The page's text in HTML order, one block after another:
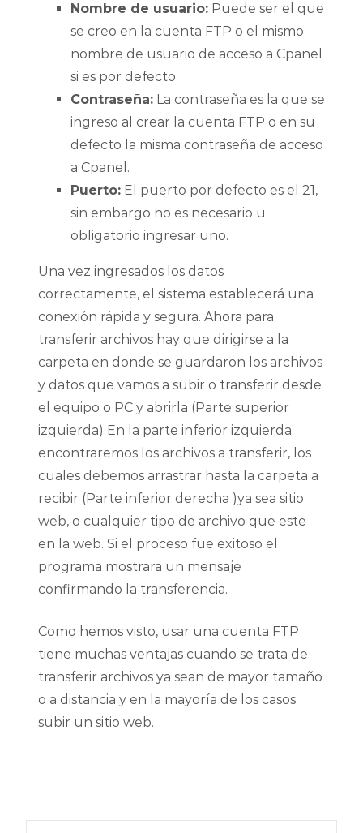
Nombre de usuario: Puede ser el que
se creo en la cuenta FTP o el mismo
nombre de usuario de acceso a Cpanel
si es por defecto.
Contraseña: La contraseña es la que se
ingreso al crear la cuenta FTP o en su
defecto la misma contraseña de acceso
a Cpanel.
Puerto: El puerto por defecto es el 21,
sin embargo no es necesario u
obligatorio ingresar uno.
Una vez ingresados los datos
correctamente, el sistema establecerá una
conexión rápida y segura. Ahora para
transferir archivos hay que dirigirse a la
carpeta en donde se guardaron los archivos
y datos que vamos a subir o transferir desde
el equipo o PC y abrirla (Parte superior
izquierda) En la parte inferior izquierda
encontraremos los archivos a transferir, los
cuales debemos arrastrar hasta la carpeta a
recibir (Parte inferior derecha )ya sea sitio
web, o cualquier tipo de archivo que este
en la web. Si el proceso fue exitoso el
programa mostrara un mensaje
confirmando la transferencia.
Como hemos visto, usar una cuenta FTP
tiene muchas ventajas cuando se trata de
transferir archivos ya sean de mayor tamaño
o a distancia y en la mayoría de los casos
subir un sitio web.